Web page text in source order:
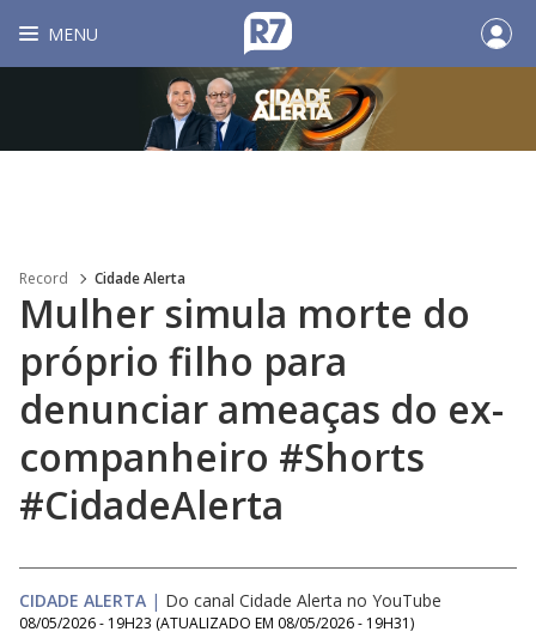
MENU
Record Cidade Alerta
Mulher simula morte do
próprio filho para
denunciar ameaças do ex-
companheiro #Shorts
#CidadeAlerta
CIDADE ALERTA | Do canal Cidade Alerta no YouTube
08/05/2026 - 19H23 (ATUALIZADO EM 08/05/2026 - 19H31)